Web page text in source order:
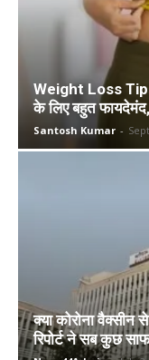
Weight Loss
के लिए बहुत
Santosh Kumar -
क्या कोरोना वैक्सीन
रिपोर्ट ने सब कुछ